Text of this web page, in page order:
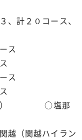
計２０コース、
コース
コース
ＧＣ） ○塩那
越（関越ハイラン